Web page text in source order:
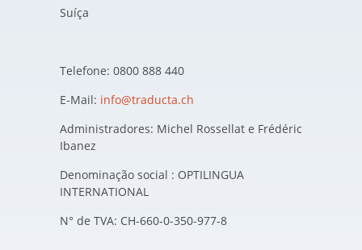
Suíça
Telefone: 0800 888 440
E-Mail: info@traducta.ch
Administradores: Michel Rossellat e Frédéric
Ibanez
Denominação social : OPTILINGUA
INTERNATIONAL
N° de TVA: CH-660-0-350-977-8